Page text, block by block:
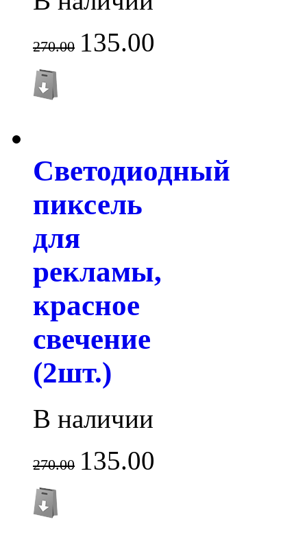
270.00 135.00
Светодиодный
пиксель
для
рекламы,
красное
свечение
(2шт.)
В наличии
270.00 135.00